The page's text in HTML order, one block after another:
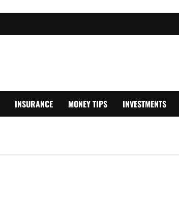
INSURANCE MONEY TIPS INVESTMENTS